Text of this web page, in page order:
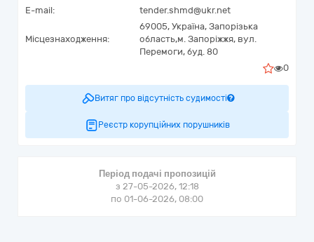
E-mail:
tender.shmd@ukr.net
Місцезнаходження:
69005, Україна, Запорізька
область,м. Запоріжжя, вул.
Перемоги, буд. 80
0
Витяг про відсутність судимості
Реєстр корупційних порушників
Період подачі пропозицій
з 27-05-2026, 12:18
по 01-06-2026, 08:00